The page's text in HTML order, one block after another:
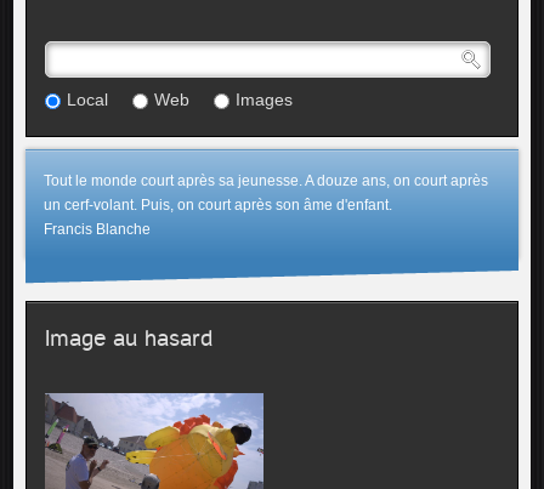
Local Web Images
Tout le monde court après sa jeunesse. A douze ans, on court après
un cerf-volant. Puis, on court après son âme d'enfant.
Francis Blanche
Image au hasard